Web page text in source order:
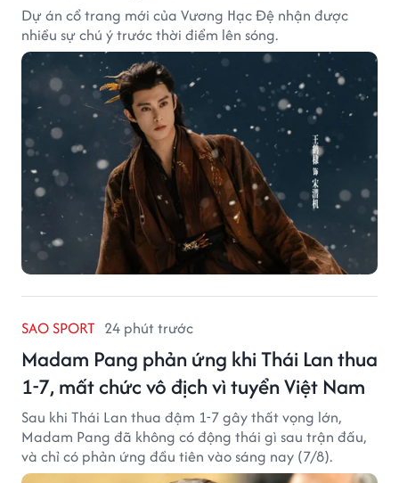
Dự án cổ trang mới của Vương Hạc Đệ nhận được
nhiều sự chú ý trước thời điểm lên sóng.
SAO SPORT 24 phút trước
Madam Pang phản ứng khi Thái Lan thua
1-7, mất chức vô địch vì tuyển Việt Nam
Sau khi Thái Lan thua đậm 1-7 gây thất vọng lớn,
Madam Pang đã không có động thái gì sau trận đấu,
và chỉ có phản ứng đầu tiên vào sáng nay (7/8).